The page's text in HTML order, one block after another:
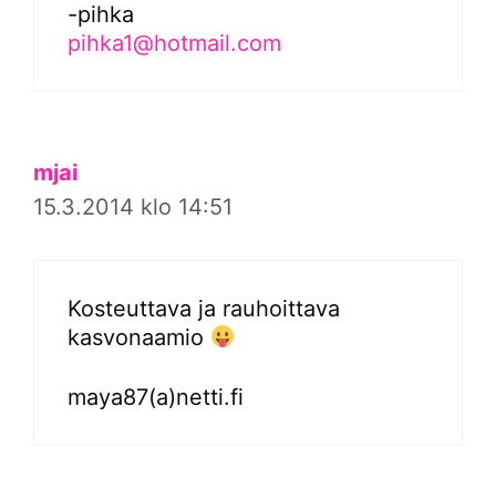
-pihka
pihka1@hotmail.com
mjai
15.3.2014 klo 14:51
Kosteuttava ja rauhoittava
kasvonaamio
maya87(a)netti.fi